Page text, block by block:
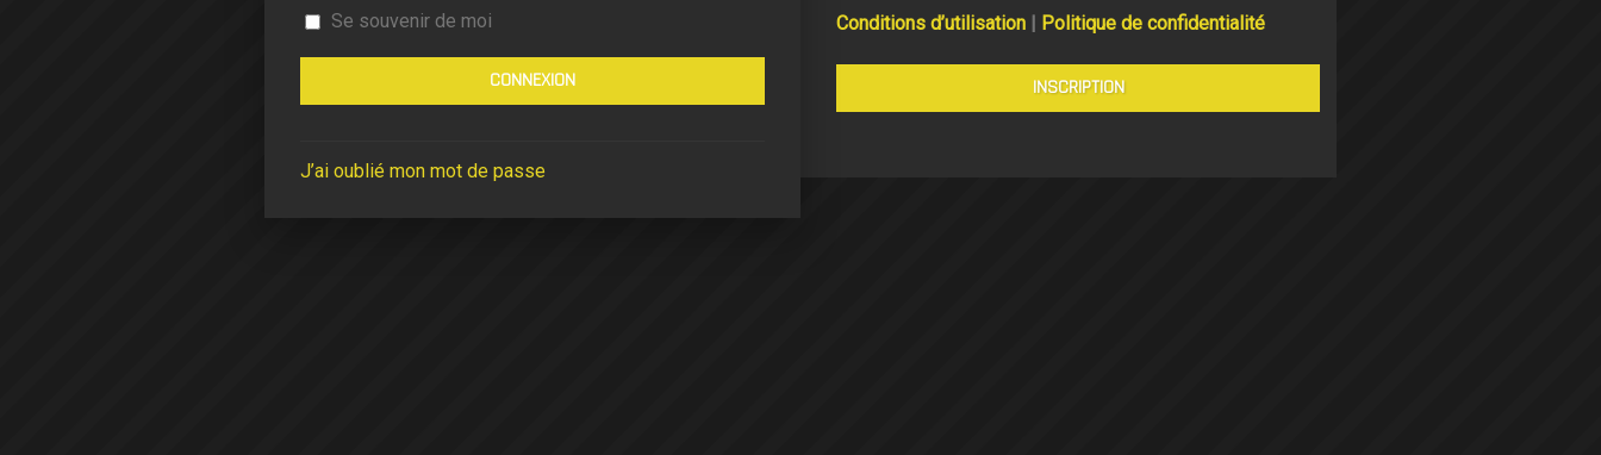
Se souvenir de moi
J’ai oublié mon mot de passe
Conditions d’utilisation Politique de confidentialité
INSCRIPTION